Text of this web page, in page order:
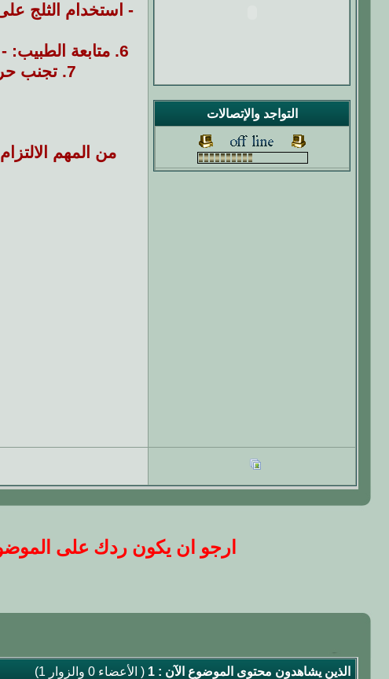
التواجد والإتصالات
6. متابعة الطبيب: - الحرص على متابعة المواعيد المحددة مع الطبيب لمراقبة التعافي وإجراء الفحوصات اللازمة.
7. تجنب حركات معينة: - تجنب رفع الأشياء الثقيلة أو القيام بحركات مفاجئة قد تؤثر على الكتف.
من المهم
ارجو ان يكون ردك على
الذين يشاهدون محتوى الموضوع الآن : 1 ( الأعضاء 0 والزوار 1)